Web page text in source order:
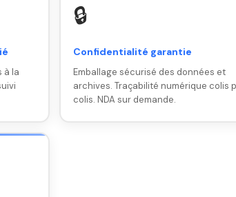
à la
🔒
Confidentialité garantie
Emballage sécurisé des données et
archives. Traçabilité numérique colis
colis. NDA sur demande.